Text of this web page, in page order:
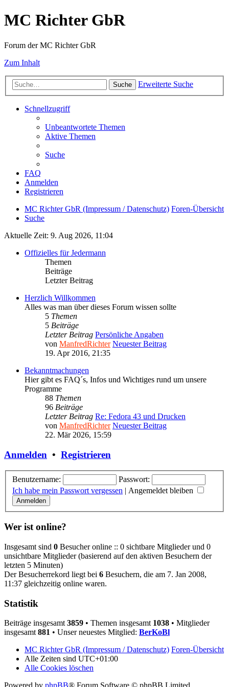
MC Richter GbR
Forum der MC Richter GbR
Zum Inhalt
Suche Erweiterte Suche
Schnellzugriff
Unbeantwortete Themen
Aktive Themen
Suche
FAQ
Anmelden
Registrieren
MC Richter GbR (Impressum / Datenschutz) Foren-Übersicht
Suche
Aktuelle Zeit: 9. Aug 2026, 11:04
Offizielles für Jedermann
Themen
Beiträge
Letzter Beitrag
Herzlich Willkommen
Alles was man über dieses Forum wissen sollte
5 Themen
5 Beiträge
Letzter Beitrag Persönliche Angaben
von ManfredRichter Neuester Beitrag
19. Apr 2016, 21:35
Bekanntmachungen
Hier gibt es FAQ´s, Infos und Wichtiges rund um unsere
Programme
88 Themen
96 Beiträge
Letzter Beitrag Re: Fedora 43 und Drucken
von ManfredRichter Neuester Beitrag
22. Mär 2026, 15:59
Anmelden • Registrieren
Benutzername:
Passwort:
Ich habe mein Passwort vergessen | Angemeldet bleiben
Wer ist online?
Insgesamt sind 0 Besucher online :: 0 sichtbare Mitglieder und 0
unsichtbare Mitglieder (basierend auf den aktiven Besuchern der
letzten 5 Minuten)
Der Besucherrekord liegt bei 6 Besuchern, die am 7. Jan 2008,
11:37 gleichzeitig online waren.
Statistik
Beiträge insgesamt 3859 • Themen insgesamt 1038 • Mitglieder
insgesamt 881 • Unser neuestes Mitglied: BerKoBl
MC Richter GbR (Impressum / Datenschutz) Foren-Übersicht
Alle Zeiten sind UTC+01:00
Alle Cookies löschen